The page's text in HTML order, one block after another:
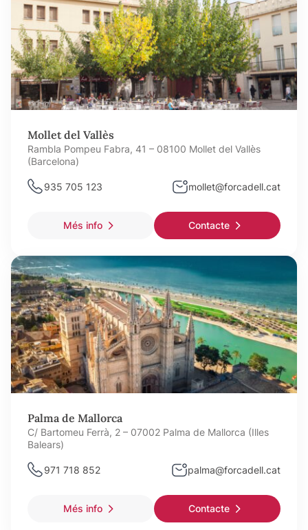
Mollet del Vallès
Rambla Pompeu Fabra, 41 – 08100 Mollet del Vallès
(Barcelona)
935 705 123 mollet@forcadell.cat
Més info Contacte
Palma de Mallorca
C/ Bartomeu Ferrà, 2 – 07002 Palma de Mallorca (Illes
Balears)
971 718 852 palma@forcadell.cat
Més info Contacte